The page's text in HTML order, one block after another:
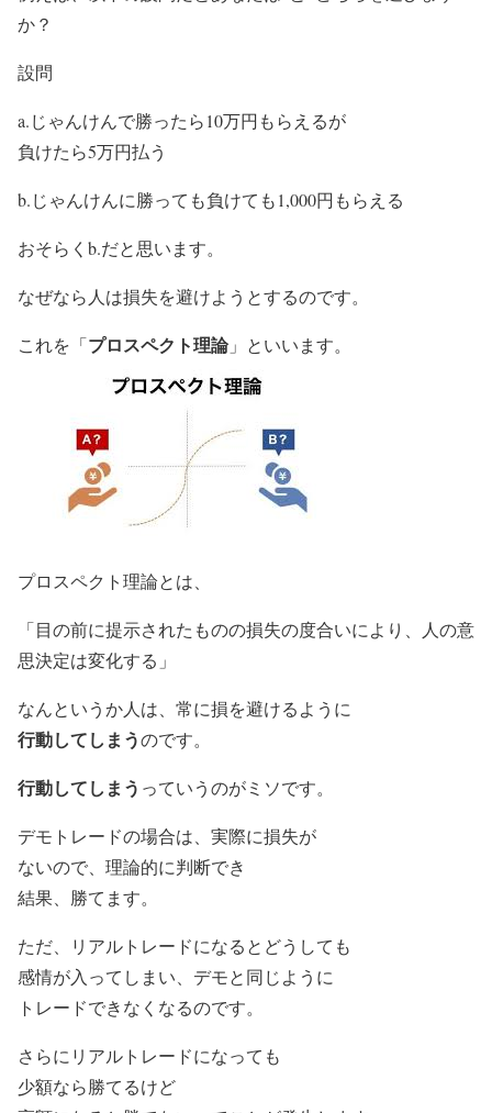
か？
設問
a.じゃんけんで勝ったら10万円もらえるが
負けたら5万円払う
b.じゃんけんに勝っても負けても1,000円もらえる
おそらくb.だと思います。
なぜなら人は損失を避けようとするのです。
これを「プロスペクト理論」といいます。
プロスペクト理論とは、
「目の前に提示されたものの損失の度合いにより、人の意
思決定は変化する」
なんというか人は、常に損を避けるように
行動してしまうのです。
行動してしまう っていうのがミソです。
デモトレードの場合は、実際に損失が
ないので、理論的に判断でき
結果、勝てます。
ただ、リアルトレードになるとどうしても
感情が入ってしまい、デモと同じように
トレードできなくなるのです。
さらにリアルトレードになっても
少額なら勝てるけど